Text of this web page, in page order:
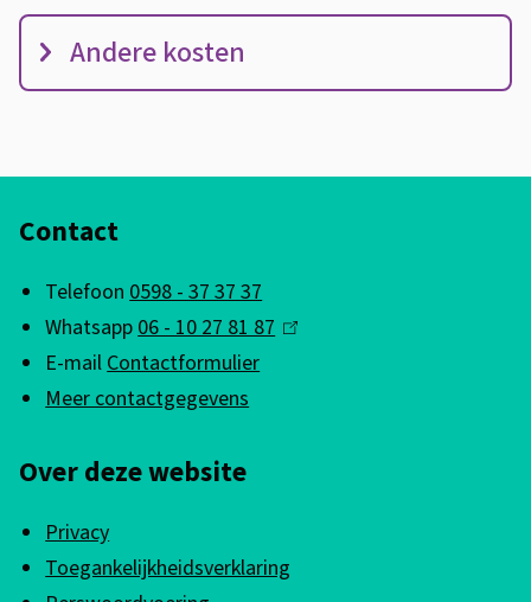
Andere kosten
m
Contact
Telefoon0598 - 37 37 37
Whatsapp06 - 10 27 81 87(
e
E-mailContactformulier
Meer contactgegevens
Over deze website
Privacy
Toegankelijkheidsverklaring